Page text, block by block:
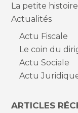
La petite
Actualités
Actu Fiscale
Le coin du
Actu Sociale
Actu
ARTICLES